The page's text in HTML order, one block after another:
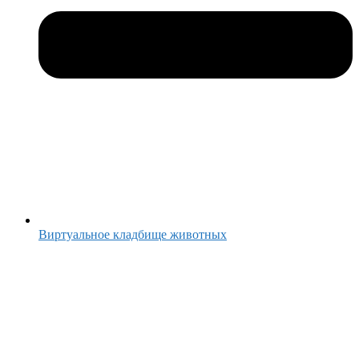
Виртуальное кладбище животных